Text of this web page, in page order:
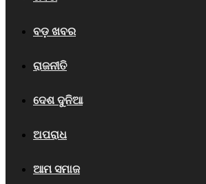
ବଡ଼ ଖବର
ରାଜନୀତି
ଦେଶ ଦୁନିଆ
ଅପରାଧ
ଆମ ସମାଜ